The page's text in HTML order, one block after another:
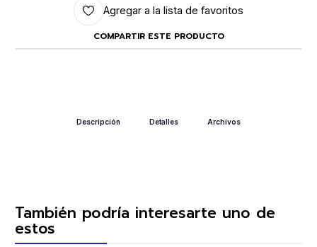
Agregar a la lista de favoritos
COMPARTIR ESTE PRODUCTO
Descripción Detalles Archivos
También podría interesarte uno de
estos